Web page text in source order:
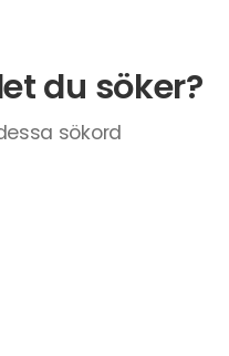
du söker?
sökord